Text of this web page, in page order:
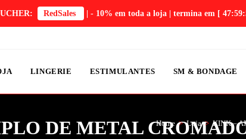
RedSales | - 10% em toda a loja | termina em [
LINGERIE ESTIMULANTES SM & BONDAGE
DE METAL Home > Loja > KINK –